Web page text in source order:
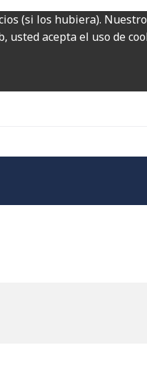
(si los hubiera).
acepta el uso de